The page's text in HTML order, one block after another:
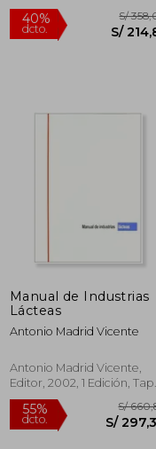
40%
dcto.
Manual de Industrias
Lácteas
Antonio Madrid Vicente
Antonio Madrid Vicente,
Editor, 2002, 1 Edición, Tapa
Blanda, Nuevo